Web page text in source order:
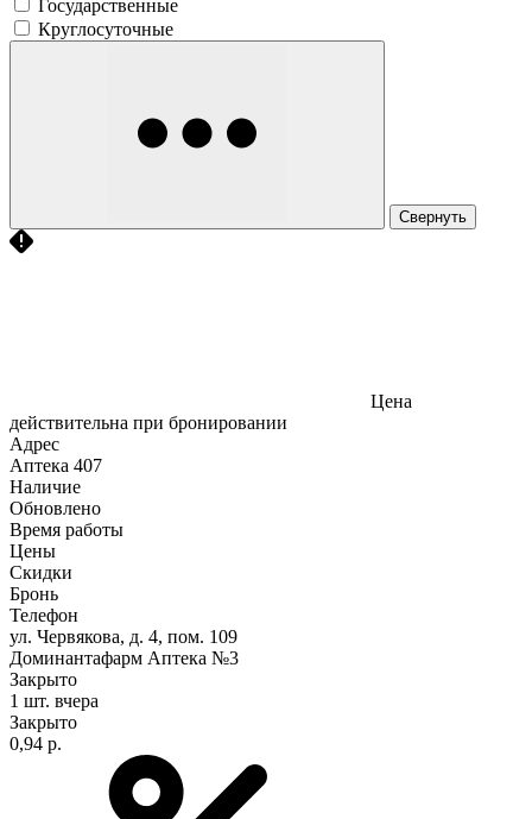
Государственные
Круглосуточные
Свернуть
Цена
действительна при бронировании
Адрес
Аптека 407
Наличие
Обновлено
Время работы
Цены
Скидки
Бронь
Телефон
ул. Червякова, д. 4, пом. 109
Доминантафарм Аптека №3
Закрыто
1 шт. вчера
Закрыто
0,94 р.